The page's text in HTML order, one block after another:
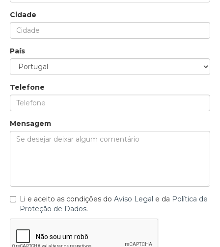
Cidade
País
Telefone
Mensagem
Li e aceito as condições do Aviso Legal e da Política de
Proteção de Dados.